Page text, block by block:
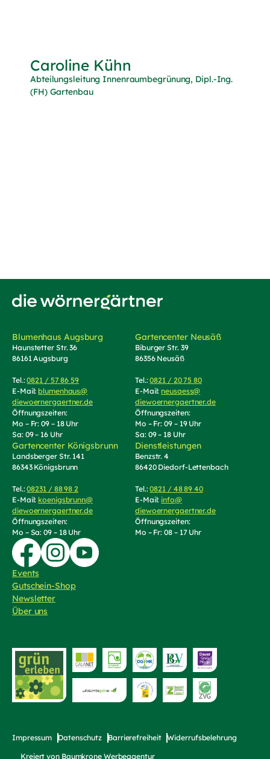
Caroline Kühn
Abteilungsleitung Innenraumbegrünung, Dipl.-Ing.
(FH) Gartenbau
Zur Startseite von Die Wörnergärtner
Zur Facebook-Seite von Die Wörnergärtner
Zur Instagram-Seite von die Wörnergärtner
Zum YouTube-Kanal von Die Wörnergärtner
Events
Gutschein-Shop(externer Link, öffnet in neuem Tab)
Newsletter
Über uns
Blumenhaus Augsburg
Haunstetter Str. 36
86161 Augsburg
Tel.:0821 / 57 86 59(Telefonnummer anrufen)
E-Mail: blumenhaus@
diewoernergaertner.de(E-Mail schreiben, öffnet Mail-Programm)
Öffnungszeiten:
Mo – Fr: 09 – 18 Uhr
Sa: 09 – 16 Uhr
Gartencenter Neusäß
Biburger Str. 39
86356 Neusäß
Tel.:0821 / 20 75 80(Telefonnummer
E-Mail:neusaess@
diewoernergaertner.de(E-Mail
Öffnungszeiten:
Mo – Fr: 09 – 19 Uhr
Sa: 09 – 18 Uhr
Gartencenter Königsbrunn
Landsberger Str. 141
86343 Königsbrunn
Tel.:08231 / 88 98 2(Telefonnummer anrufen)
E-Mail: koenigsbrunn@
diewoernergaertner.de(E-Mail schreiben, öffnet Mail-Programm)
Öffnungszeiten:
Mo – Sa: 09 – 18 Uhr
Dienstleistungen
Benzstr. 4
86420 Diedorf-Lettenbach
Tel.:0821 / 48 89 40(Telefonnummer
E-Mail: info@
diewoernergaertner.de(E-Mail
Öffnungszeiten:
Mo – Fr: 08 – 17 Uhr
Zur Website von "grün erleben"
Zur Website
bayerischer
Zur Website von die Raumbegrüner
Kreiert von Baumkrone Werbeagentur(externer Link, öffnet in neuem
Impressum Datenschutz Barrierefreiheit Widerrufsbelehrung